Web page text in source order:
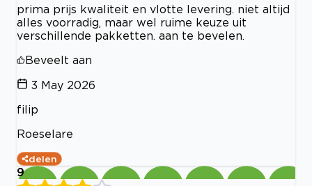
prima prijs kwaliteit en vlotte levering. niet altijd
alles voorradig, maar wel ruime keuze uit
verschillende pakketten. aan te bevelen.
Beveelt aan
3 May 2026
filip
Roeselare
delen
9